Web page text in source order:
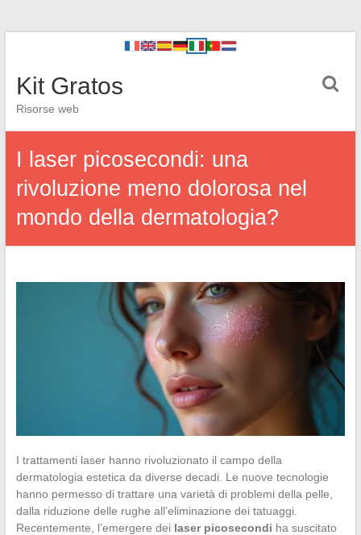
Kit Gratos
Risorse web
I laser picosecondi: una
rivoluzione meno dolorosa nel
mondo della dermatologia?
I trattamenti laser hanno rivoluzionato il campo della
dermatologia estetica da diverse decadi. Le nuove tecnologie
hanno permesso di trattare una varietà di problemi della pelle,
dalla riduzione delle rughe all’eliminazione dei tatuaggi.
Recentemente, l’emergere dei laser picosecondi ha suscitato